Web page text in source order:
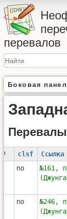
перевалов
Боковая
Перевалы
# clsf Ссылка
no
№161,
no
№246,